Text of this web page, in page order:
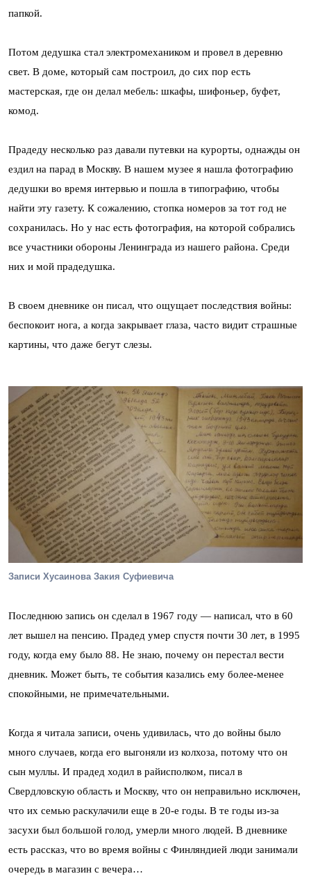
папкой.
Потом дедушка стал электромехаником и провел в деревню
свет. В доме, который сам построил, до сих пор есть
мастерская, где он делал мебель: шкафы, шифоньер, буфет,
комод.
Прадеду несколько раз давали путевки на курорты, однажды он
ездил на парад в Москву. В нашем музее я нашла фотографию
дедушки во время интервью и пошла в типографию, чтобы
найти эту газету. К сожалению, стопка номеров за тот год не
сохранилась. Но у нас есть фотография, на которой собрались
все участники обороны Ленинграда из нашего района. Среди
них и мой прадедушка.
В своем дневнике он писал, что ощущает последствия войны:
беспокоит нога, а когда закрывает глаза, часто видит страшные
картины, что даже бегут слезы.
Записи Хусаинова Закия Суфиевича
Последнюю запись он сделал в 1967 году — написал, что в 60
лет вышел на пенсию. Прадед умер спустя почти 30 лет, в 1995
году, когда ему было 88. Не знаю, почему он перестал вести
дневник. Может быть, те события казались ему более-менее
спокойными, не примечательными.
Когда я читала записи, очень удивилась, что до войны было
много случаев, когда его выгоняли из колхоза, потому что он
сын муллы. И прадед ходил в райисполком, писал в
Свердловскую область и Москву, что он неправильно исключен,
что их семью раскулачили еще в 20-е годы. В те годы из-за
засухи был большой голод, умерли много людей. В дневнике
есть рассказ, что во время войны с Финляндией люди занимали
очередь в магазин с вечера…